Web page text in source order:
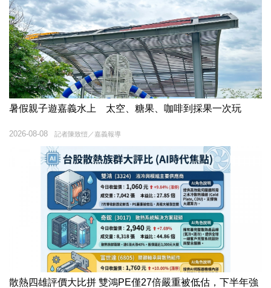
暑假親子遊嘉義水上 太空、糖果、咖啡到採果一次玩
記者陳致愷／嘉義報導
2026-08-08
散熱四雄評價大比拼 雙鴻PE僅27倍嚴重被低估，下半年強